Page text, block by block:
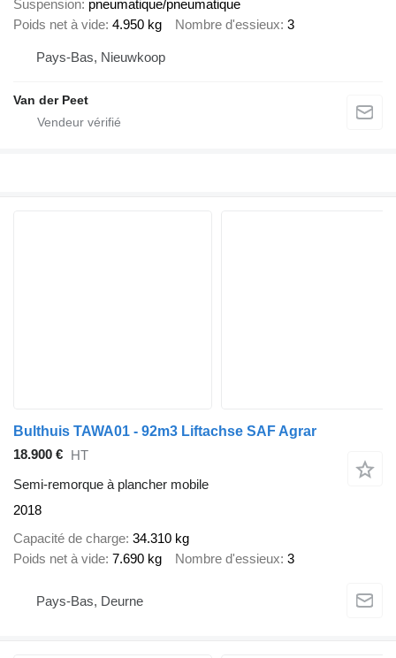
Suspension pneumatique/pneumatique
Poids net à vide 4.950 kg Nombre d'essieux 3
Pays-Bas, Nieuwkoop
Van der Peet
Bulthuis TAWA01 - 92m3 Liftachse SAF Agrar
18.900 € HT
Semi-remorque à plancher mobile
2018
Capacité de charge 34.310 kg
Poids net à vide 7.690 kg Nombre d'essieux 3
Pays-Bas, Deurne